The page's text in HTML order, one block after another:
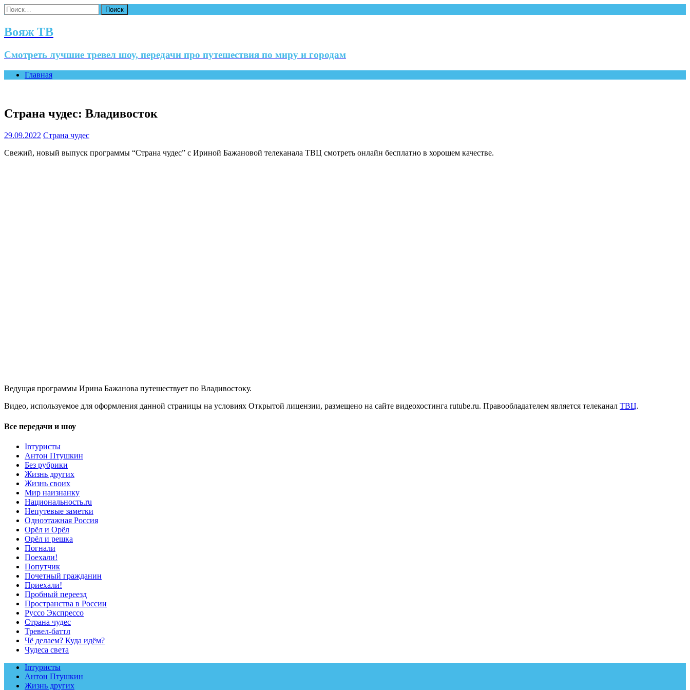
Найти:
Вояж ТВ
Смотреть лучшие тревел шоу, передачи про путешествия по миру и городам
Главная
Страна чудес: Владивосток
29.09.2022 Страна чудес
Свежий, новый выпуск программы “Страна чудес” с Ириной Бажановой телеканала ТВЦ смотреть онлайн бесплатно в хорошем качестве.
Ведущая программы Ирина Бажанова путешествует по Владивостоку.
Видео, используемое для оформления данной страницы на условиях Открытой лицензии, размещено на сайте видеохостинга rutube.ru. Правообладателем является телеканал ТВЦ.
Все передачи и шоу
Inтуристы
Антон Птушкин
Без рубрики
Жизнь других
Жизнь своих
Мир наизнанку
Национальность.ru
Непутевые заметки
Одноэтажная Россия
Орёл и Орёл
Орёл и решка
Погнали
Поехали!
Попутчик
Почетный гражданин
Приехали!
Пробный переезд
Пространства в России
Руссо Экспрессо
Страна чудес
Тревел-баттл
Чё делаем? Куда идём?
Чудеса света
Inтуристы
Антон Птушкин
Жизнь других